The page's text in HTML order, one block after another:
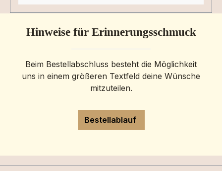
Hinweise für Erinnerungsschmuck
Beim Bestellabschluss besteht die Möglichkeit
uns in einem größeren Textfeld deine Wünsche
mitzuteilen.
Bestellablauf